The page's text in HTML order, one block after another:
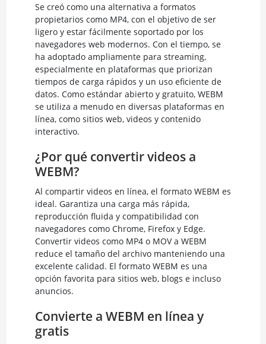
Se creó como una alternativa a formatos
propietarios como MP4, con el objetivo de ser
ligero y estar fácilmente soportado por los
navegadores web modernos. Con el tiempo, se
ha adoptado ampliamente para streaming,
especialmente en plataformas que priorizan
tiempos de carga rápidos y un uso eficiente de
datos. Como estándar abierto y gratuito, WEBM
se utiliza a menudo en diversas plataformas en
línea, como sitios web, videos y contenido
interactivo.
¿Por qué convertir videos a
WEBM?
Al compartir videos en línea, el formato WEBM es
ideal. Garantiza una carga más rápida,
reproducción fluida y compatibilidad con
navegadores como Chrome, Firefox y Edge.
Convertir videos como MP4 o MOV a WEBM
reduce el tamaño del archivo manteniendo una
excelente calidad. El formato WEBM es una
opción favorita para sitios web, blogs e incluso
anuncios.
Convierte a WEBM en línea y
gratis